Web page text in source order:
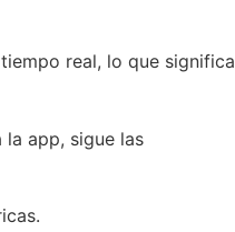
real, lo que significa
app, sigue las